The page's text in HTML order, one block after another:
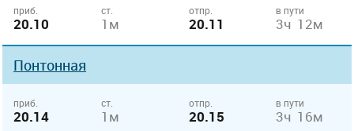
приб.
20.10
ст.
1м
отпр.
20.11
в пути
3ч 12м
Понтонная
приб.
20.14
ст.
1м
отпр.
20.15
в пути
3ч 16м